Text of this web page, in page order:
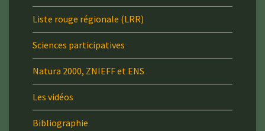
Liste rouge régionale (LRR)
Sciences participatives
Natura 2000, ZNIEFF et ENS
Les vidéos
Bibliographie